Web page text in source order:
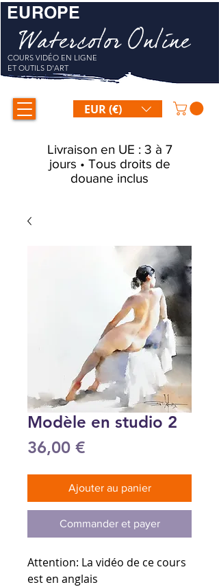
Watercolor Online
COURS VIDÉO EN LIGNE
ET OUTILS D'ART
EUR (€)
EUROPE
Livraison en UE : 3 à 7
jours • Tous droits de
douane inclus
Modèle en studio 2
36,00 €
Ajouter au panier
Commander et payer
Attention: La vidéo de ce cours
est en anglais